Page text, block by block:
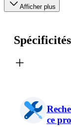
Afficher plus
ce